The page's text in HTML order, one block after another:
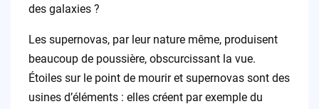
des galaxies ?
Les supernovas, par leur nature même, produisent
beaucoup de poussière, obscurcissant la vue.
Étoiles sur le point de mourir et supernovas sont des
usines d’éléments : elles créent par exemple du